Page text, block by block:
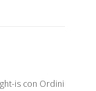
is con Ordini